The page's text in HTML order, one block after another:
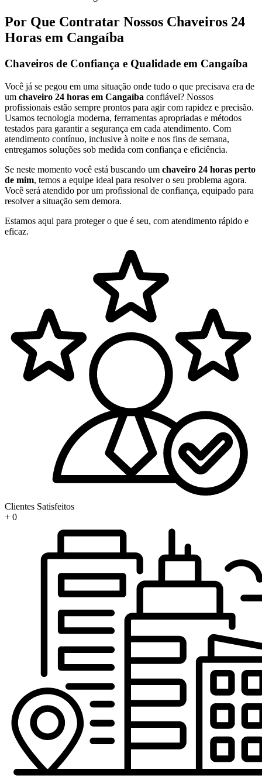
Por Que Contratar Nossos Chaveiros 24
Horas em Cangaíba
Chaveiros de Confiança e Qualidade em Cangaíba
Você já se pegou em uma situação onde tudo o que precisava era de
um chaveiro 24 horas em Cangaíba confiável? Nossos
profissionais estão sempre prontos para agir com rapidez e precisão.
Usamos tecnologia moderna, ferramentas apropriadas e métodos
testados para garantir a segurança em cada atendimento. Com
atendimento contínuo, inclusive à noite e nos fins de semana,
entregamos soluções sob medida com confiança e eficiência.
Se neste momento você está buscando um chaveiro 24 horas perto
de mim, temos a equipe ideal para resolver o seu problema agora.
Você será atendido por um profissional de confiança, equipado para
resolver a situação sem demora.
Estamos aqui para proteger o que é seu, com atendimento rápido e
eficaz.
Clientes Satisfeitos
+ 0